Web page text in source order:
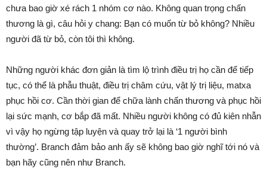
chưa bao giờ xé rách 1 nhóm cơ nào. Không quan trọng chấn
thương là gì, câu hỏi y chang: Bạn có muốn từ bỏ không? Nhiều
người đã từ bỏ, còn tôi thì không.
Những người khác đơn giản là tìm lộ trình điều trị họ cần để tiếp
tục, có thể là phẫu thuật, điều trị châm cứu, vật lý trị liệu, matxa
phục hồi cơ. Cần thời gian để chữa lành chấn thương và phục hồi
lại sức mạnh, cơ bắp đã mất. Nhiều người không có đủ kiên nhẫn
vì vậy họ ngừng tập luyện và quay trở lại là ‘1 người bình
thường’. Branch đảm bảo anh ấy sẽ không bao giờ nghĩ tới nó và
bạn hãy cũng nên như Branch.